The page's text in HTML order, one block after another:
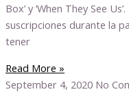
Box’ y ‘When They See
suscripciones durante la
tener
Read More »
September 4, 2020 No